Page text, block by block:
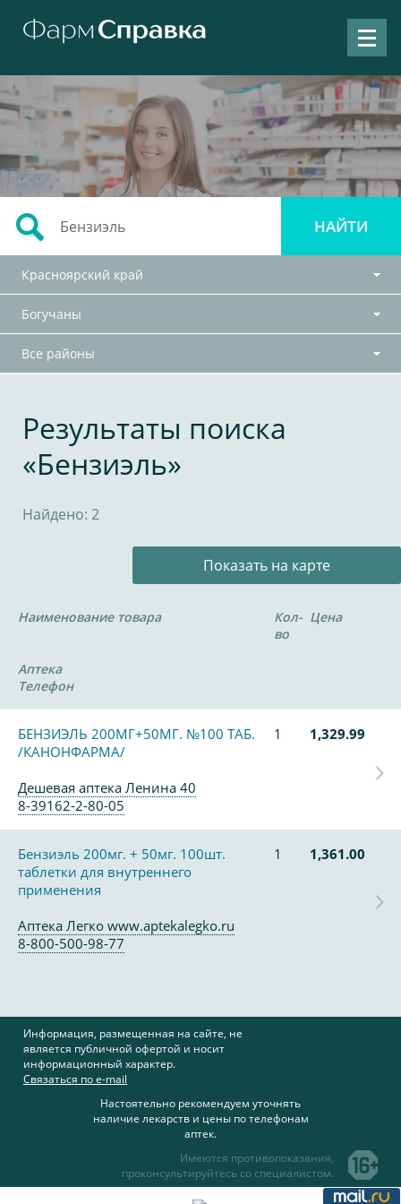
Красноярский край
Богучаны
Все районы
Результаты поиска
«Бензиэль»
Найдено: 2
Показать на карте
Наименование товара
Кол-
во
Цена
Аптека
Телефон
БЕНЗИЭЛЬ 200МГ+50МГ. №100 ТАБ.
/КАНОНФАРМА/
1 1,329.99
Дешевая аптека Ленина 40
8-39162-2-80-05
Бензиэль 200мг. + 50мг. 100шт.
таблетки для внутреннего
применения
1 1,361.00
Аптека Легко www.aptekalegko.ru
8-800-500-98-77
Информация, размещенная на сайте, не
является публичной офертой и носит
информационный характер.
Связаться по e-mail
Настоятельно рекомендуем уточнять
наличие лекарств и цены по телефонам
аптек.
Имеются противопоказания,
проконсультируйтесь со специалистом.